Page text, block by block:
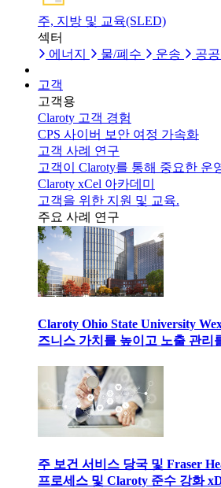
주, 지방 및 교육(SLED)
섹터
에너지
물/폐수 운송 공
고객
고객용
Claroty 고객 경험
CPS 사이버 보안 여정 가속화
고객 사례 연구
고객이 Claroty를 통해 중요한 운
Claroty xCel 아카데미
고객을 위한 지원 및 교육.
주요 사례 연구
Claroty Ohio State University
즈니스 가치를 높이고 노출 관리
주 보건 서비스 당국 및 Fraser
프로세스 및 Claroty 준수 강화